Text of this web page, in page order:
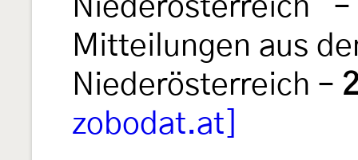
Niederösterreich“
Mitteilungen aus
Niederösterreich –
zobodat.at]